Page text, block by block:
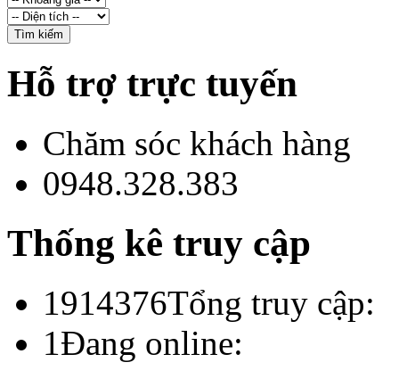
Hỗ trợ trực tuyến
Chăm sóc khách hàng
0948.328.383
Thống kê truy cập
1914376Tổng truy cập:
1Đang online: